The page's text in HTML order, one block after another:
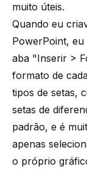
muito úteis.
Quando eu
PowerPoint,
aba "Inserir >
formato de
tipos de setas,
setas de
padrão, e é
apenas
o próprio